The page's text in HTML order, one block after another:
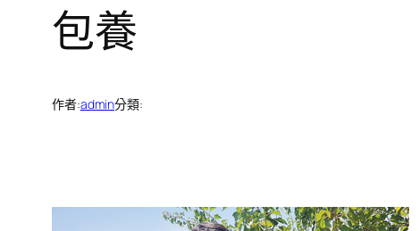
包養
作者:admin分類: